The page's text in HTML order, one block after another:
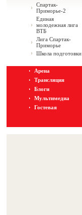
Спартак-
Приморье-2
Единая
молодежная лига
ВТБ
Лига Спартак-
Приморье
Школа подготовки
Арена
Трансляция
Блоги
Мультимедиа
Гостевая